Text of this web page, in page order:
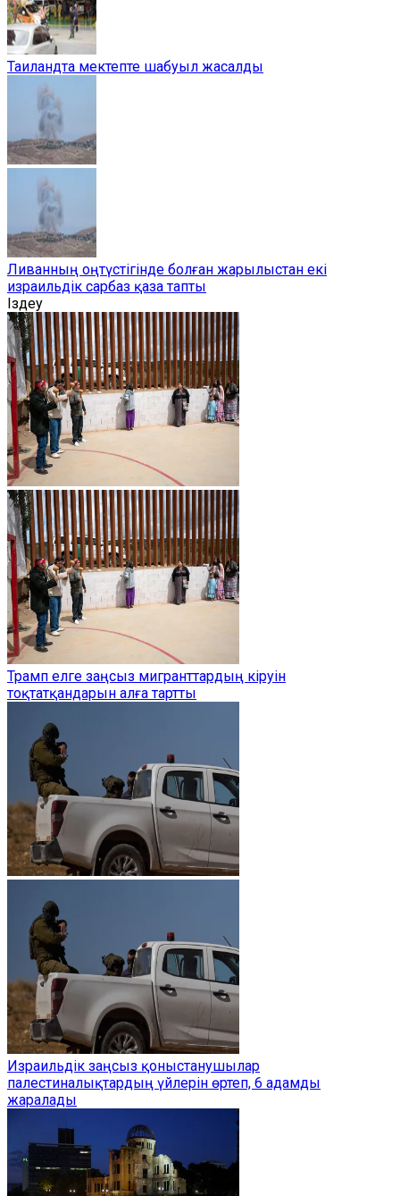
Таиландта мектепте шабуыл жасалды
Ливанның оңтүстігінде болған жарылыстан екі
израильдік сарбаз қаза тапты
Іздеу
Трамп елге заңсыз мигранттардың кіруін
тоқтатқандарын алға тартты
Израильдік заңсыз қоныстанушылар
палестиналықтардың үйлерін өртеп, 6 адамды
жаралады